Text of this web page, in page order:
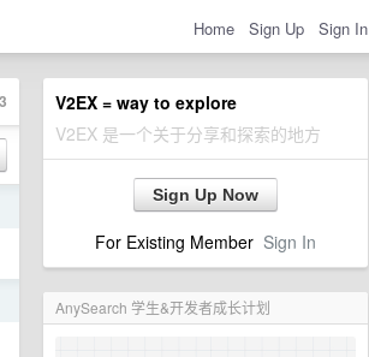
Home Sign Up Sign In
V2EX = way to explore
V2EX 是一个关于分享和探索的地方
Sign Up Now
For Existing Member Sign In
AnySearch 学生&开发者成长计划